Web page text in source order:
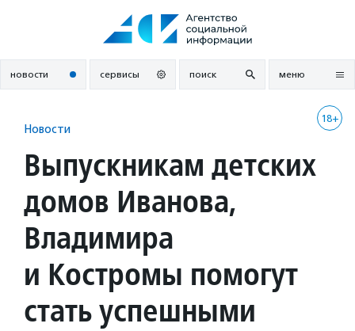
новости сервисы поиск меню
18+
Новости
Выпускникам детских
домов Иванова,
Владимира
и Костромы помогут
стать успешными